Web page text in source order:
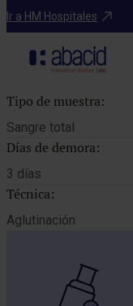
Ir a HM Hospitales
Catálogo de pruebas
Tipo de muestra:
Sangre total
Días de demora:
3 días
Técnica:
Aglutinación